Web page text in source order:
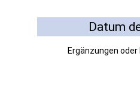
Datum
Ergänzungen